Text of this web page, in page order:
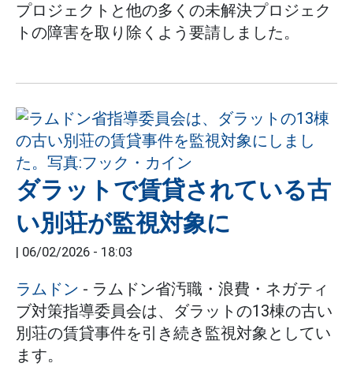
プロジェクトと他の多くの未解決プロジェク
トの障害を取り除くよう要請しました。
ダラットで賃貸されている古
い別荘が監視対象に
| 06/02/2026 - 18:03
ラムドン - ラムドン省汚職・浪費・ネガティ
ブ対策指導委員会は、ダラットの13棟の古い
別荘の賃貸事件を引き続き監視対象としてい
ます。